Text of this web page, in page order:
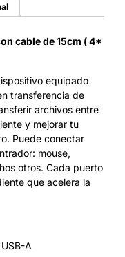
cable de 15cm ( 4*
equipado
transferencia de
archivos entre
y mejorar tu
Puede conectar
mouse,
otros. Cada puerto
que acelera la
A